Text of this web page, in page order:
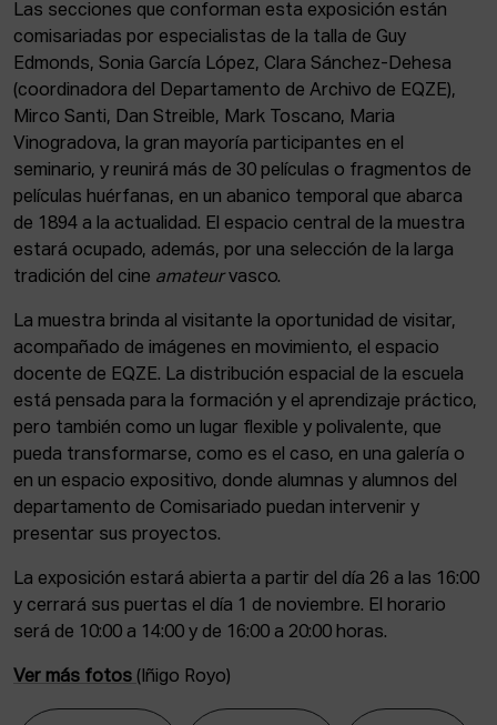
Las secciones que conforman esta exposición están
comisariadas por especialistas de la talla de Guy
Edmonds, Sonia García López, Clara Sánchez-Dehesa
(coordinadora del Departamento de Archivo de EQZE),
Mirco Santi, Dan Streible, Mark Toscano, Maria
Vinogradova, la gran mayoría participantes en el
seminario, y reunirá más de 30 películas o fragmentos de
películas huérfanas, en un abanico temporal que abarca
de 1894 a la actualidad. El espacio central de la muestra
estará ocupado, además, por una selección de la larga
tradición del cine amateurvasco.
La muestra brinda al visitante la oportunidad de visitar,
acompañado de imágenes en movimiento, el espacio
docente de EQZE. La distribución espacial de la escuela
está pensada para la formación y el aprendizaje práctico,
pero también como un lugar flexible y polivalente, que
pueda transformarse, como es el caso, en una galería o
en un espacio expositivo, donde alumnas y alumnos del
departamento de Comisariado puedan intervenir y
presentar sus proyectos.
La exposición estará abierta a partir del día 26 a las 16:00
y cerrará sus puertas el día 1 de noviembre. El horario
será de 10:00 a 14:00 y de 16:00 a 20:00 horas.
Ver más fotos (Iñigo Royo)